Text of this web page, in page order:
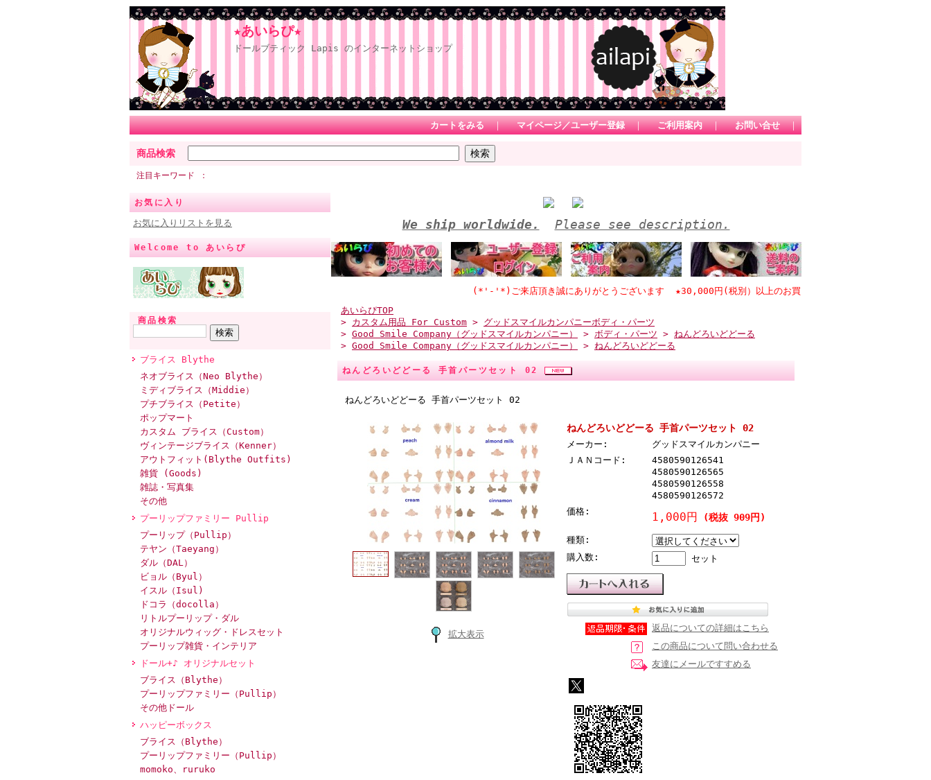
★あいらぴ★
ドールブティック Lapis のインターネットショップ
カートをみる ｜ マイページ／ユーザー登録 ｜ ご利用案内 ｜ お問い合せ ｜
商品検索
注目キーワード
お気に入り
お気に入りリストを見る
Welcome to あいらぴ
商品検索
ブライス Blythe
ネオブライス（Neo Blythe）
ミディブライス（Middie）
プチブライス（Petite）
ポップマート
カスタム ブライス（Custom）
ヴィンテージブライス（Kenner）
アウトフィット(Blythe Outfits)
雑貨 (Goods)
雑誌・写真集
その他
プーリップファミリー Pullip
プーリップ（Pullip）
テヤン（Taeyang）
ダル（DAL）
ビョル（Byul）
イスル（Isul)
ドコラ（docolla）
リトルプーリップ・ダル
オリジナルウィッグ・ドレスセット
プーリップ雑貨・インテリア
ドール+♪ オリジナルセット
ブライス（Blythe）
プーリップファミリー（Pullip）
その他ドール
ハッピーボックス
ブライス（Blythe）
プーリップファミリー（Pullip）
momoko、ruruko
We ship worldwide. Please see description.
(*'-'*)ご来店頂き誠にありがとうございます ★30,000円(税別）以上のお買い物で日本国内送料無料 *1カートにてお
あいらぴTOP
> カスタム用品 For Custom > グッドスマイルカンパニーボディ・パーツ
> Good Smile Company（グッドスマイルカンパニー） > ボディ・パーツ > ねんどろいどどーる
> Good Smile Company（グッドスマイルカンパニー） > ねんどろいどどーる
ねんどろいどどーる 手首パーツセット 02
ねんどろいどどーる 手首パーツセット 02
拡大表示
ねんどろいどどーる 手首パーツセット 02
メーカー:
グッドスマイルカンパニー
ＪＡＮコード:
4580590126541
4580590126565
4580590126558
4580590126572
価格:
1,000円 (税抜 909円)
種類:
購入数:
セット
返品についての詳細はこちら
この商品について問い合わせる
友達にメールですすめる